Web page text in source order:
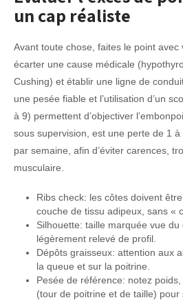
un cap réaliste
Avant toute chose, faites le point
écarter une cause médicale
Cushing) et établir une ligne de
une pesée fiable et l’utilisation d’un
à 9) permettent d’objectiver
sous supervision, est une perte de 1
par semaine, afin d’éviter carences,
musculaire.
Ribs check: les côtes doivent
couche de tissu adipeux, sans «
Silhouette: taille marquée vue
légèrement relevé de profil.
Dépôts graisseux: attention aux
la queue et sur la poitrine.
Pesée de référence: notez
(tour de poitrine et de taille) pour